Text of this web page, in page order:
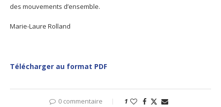
des mouvements d’ensemble.
Marie-Laure Rolland
Télécharger au format PDF
0 commentaire 1